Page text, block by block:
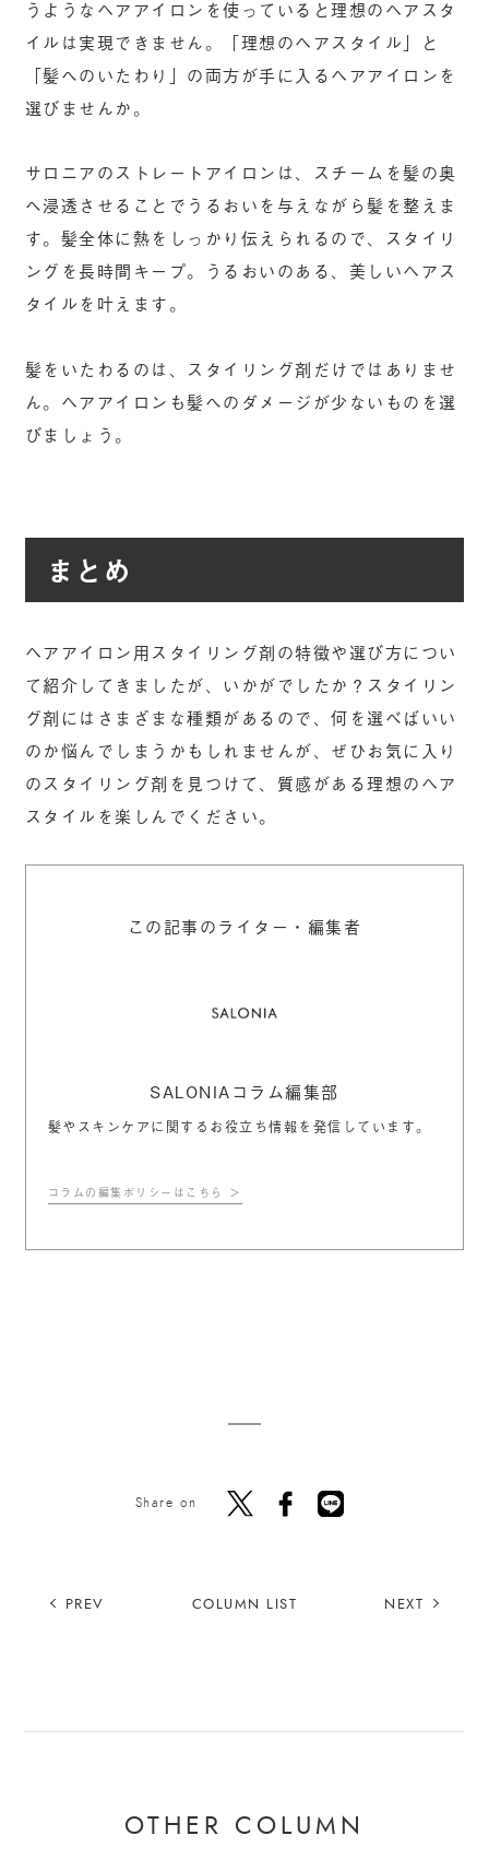
うようなヘアアイロンを使っていると理想のヘアスタ
イルは実現できません。「理想のヘアスタイル」と
「髪へのいたわり」の両方が手に入るヘアアイロンを
選びませんか。
サロニアのストレートアイロンは、スチームを髪の奥
へ浸透させることでうるおいを与えながら髪を整えま
す。髪全体に熱をしっかり伝えられるので、スタイリ
ングを長時間キープ。うるおいのある、美しいヘアス
タイルを叶えます。
髪をいたわるのは、スタイリング剤だけではありませ
ん。ヘアアイロンも髪へのダメージが少ないものを選
びましょう。
まとめ
ヘアアイロン用スタイリング剤の特徴や選び方につい
て紹介してきましたが、いかがでしたか？スタイリン
グ剤にはさまざまな種類があるので、何を選べばいい
のか悩んでしまうかもしれませんが、ぜひお気に入り
のスタイリング剤を見つけて、質感がある理想のヘア
スタイルを楽しんでください。
この記事のライター・編集者
SALONIAコラム編集部
髪やスキンケアに関するお役立ち情報を発信しています。
コラムの編集ポリシーはこちら
Share on
PREV COLUMN LIST NEXT
OTHER COLUMN